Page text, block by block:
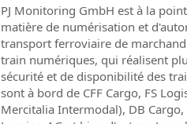
PJ Monitoring GmbH est à la
matière de numérisation et
transport ferroviaire de
train numériques, qui réalisent
sécurité et de disponibilité des
sont à bord de CFF Cargo, FS
Mercitalia Intermodal), DB Cargo,